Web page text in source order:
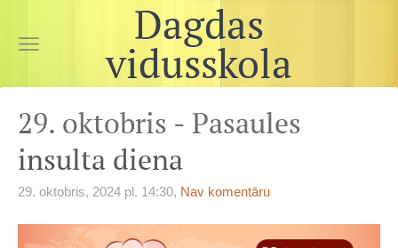
Dagdas
vidusskola
29. oktobris - Pasaules
insulta diena
29. oktobris, 2024 pl. 14:30, Nav komentāru